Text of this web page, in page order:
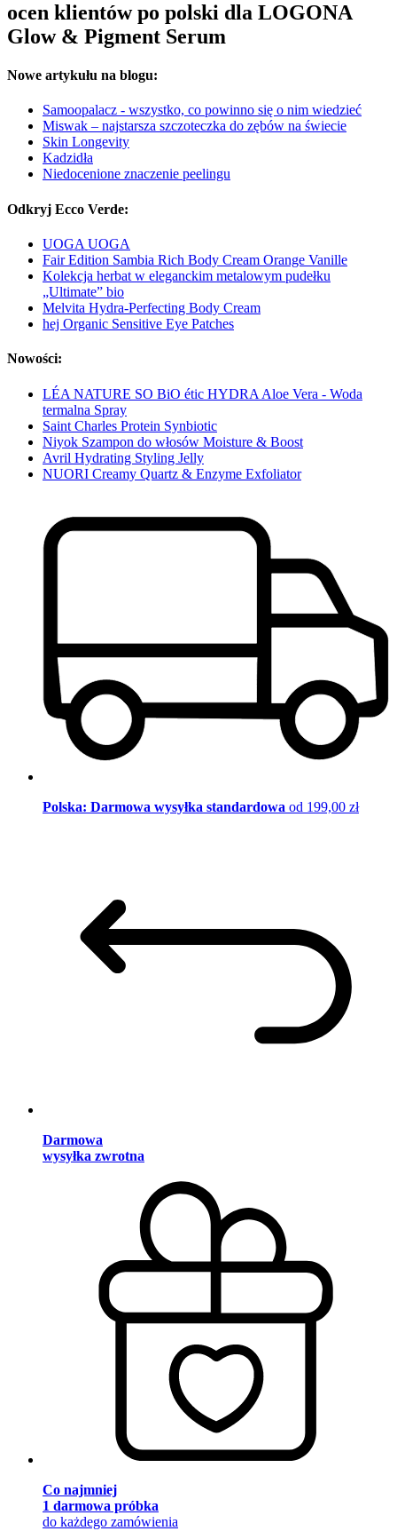
ocen klientów po polski dla LOGONA
Glow & Pigment Serum
Nowe artykułu na blogu:
Samoopalacz - wszystko, co powinno się o nim wiedzieć
Miswak – najstarsza szczoteczka do zębów na świecie
Skin Longevity
Kadzidła
Niedocenione znaczenie peelingu
Odkryj Ecco Verde:
UOGA UOGA
Fair Edition Sambia Rich Body Cream Orange Vanille
Kolekcja herbat w eleganckim metalowym pudełku
„Ultimate” bio
Melvita Hydra-Perfecting Body Cream
hej Organic Sensitive Eye Patches
Nowości:
LÉA NATURE SO BiO étic HYDRA Aloe Vera - Woda
termalna Spray
Saint Charles Protein Synbiotic
Niyok Szampon do włosów Moisture & Boost
Avril Hydrating Styling Jelly
NUORI Creamy Quartz & Enzyme Exfoliator
Polska: Darmowa wysyłka standardowa od 199,00 zł
Darmowa
wysyłka zwrotna
Co najmniej
1 darmowa próbka
do każdego zamówienia